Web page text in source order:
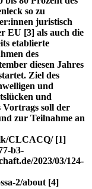
so zu
juristisch
EU [3] als auch die
etablierte
des
diesen Jahres
Ziel des
und
und
Vortrags soll der
zur Teilnahme an
CLCACQ/ [1]
b3-
2023/03/124-
2/about [4]